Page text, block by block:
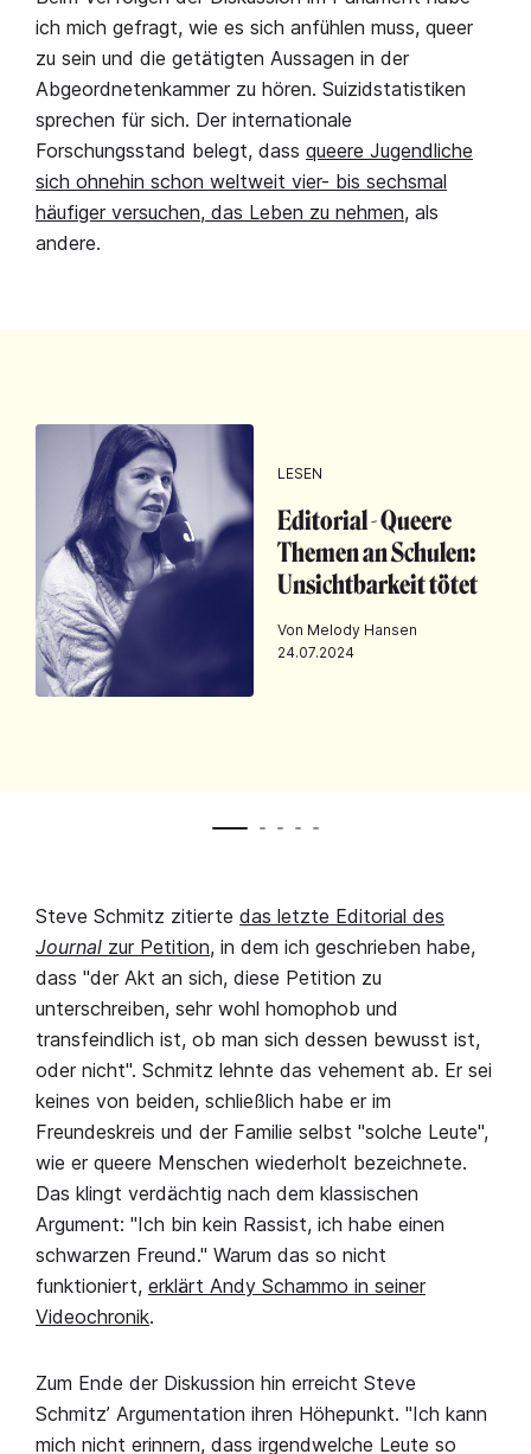
ich mich gefragt, wie es sich anfühlen muss, queer
zu sein und die getätigten Aussagen in der
Abgeordnetenkammer zu hören. Suizidstatistiken
sprechen für sich. Der internationale
Forschungsstand belegt, dass queere Jugendliche
sich ohnehin schon weltweit vier- bis sechsmal
häufiger versuchen, das Leben zu nehmen, als
andere.
LESEN
Editorial - Queere
Themen an Schulen:
Unsichtbarkeit tötet
Von Melody Hansen
24.07.2024
Steve Schmitz zitierte das letzte Editorial des
Journal zur Petition, in dem ich geschrieben habe,
dass "der Akt an sich, diese Petition zu
unterschreiben, sehr wohl homophob und
transfeindlich ist, ob man sich dessen bewusst ist,
oder nicht". Schmitz lehnte das vehement ab. Er sei
keines von beiden, schließlich habe er im
Freundeskreis und der Familie selbst "solche Leute",
wie er queere Menschen wiederholt bezeichnete.
Das klingt verdächtig nach dem klassischen
Argument: "Ich bin kein Rassist, ich habe einen
schwarzen Freund." Warum das so nicht
funktioniert, erklärt Andy Schammo in seiner
Videochronik.
Zum Ende der Diskussion hin erreicht Steve
Schmitz’ Argumentation ihren Höhepunkt. "Ich kann
mich nicht erinnern, dass irgendwelche Leute so